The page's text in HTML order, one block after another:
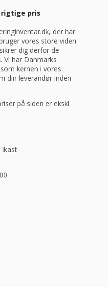
pris
der har
vores store viden
dig derfor de
Vi har Danmarks
kernen i vores
din leverandør inden
på siden er ekskl.
Ikast